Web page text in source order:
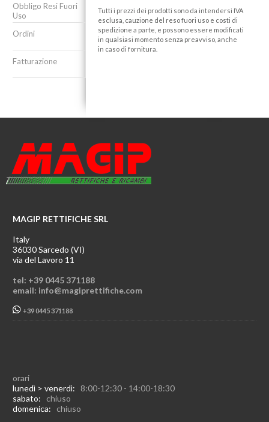
Obbligo Resi Fuori
Uso
Ordini
Fatturazione
Tutti i prezzi dei prodotti sono da intendersi IVA
esclusa, cauzione del reso fuori uso e costi di
spedizione a parte, e possono essere modificati
in qualsiasi momento senza preavviso, anche
in caso di fornitura.
MAGIP RETTIFICHE SRL
Italy
36030 Sarcedo (VI)
via del Lavoro 11
tel: +39 0445 371188
email: info@magiprettifiche.com
+39 0445 371188
orari
lunedì > venerdì: 8:00-12:30 - 14:00-18:30
sabato: chiuso
domenica: chiuso